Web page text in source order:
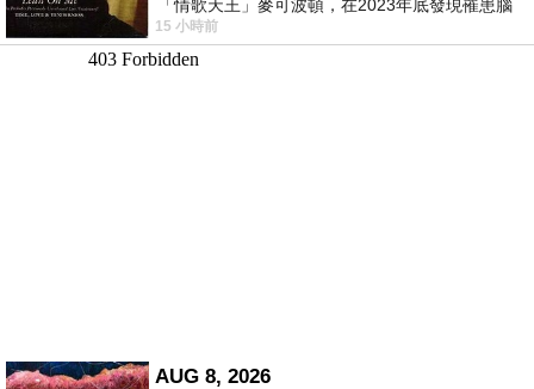
「情歌天王」麥可波頓，在2023年底發現罹患腦
瘤「祈禱早日康復，一切都好」。
15 小時前
AUG 8, 2026